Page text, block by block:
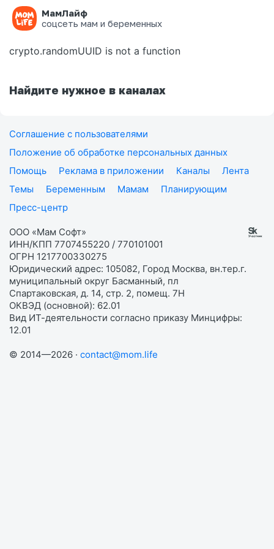
МамЛайф
соцсеть мам и беременных
Ошибка на странице
crypto.randomUUID is not a function
Найдите нужное в каналах
Соглашение с пользователями
Положение об обработке персональных данных
Помощь
Реклама в приложении Каналы
Лента
Темы
Беременным Мамам
Планирующим
Пресс-центр
ООО «Мам Софт»
ИНН/КПП 7707455220 / 770101001
ОГРН 1217700330275
Юридический адрес: 105082, Город Москва, вн.тер.г.
муниципальный округ Басманный, пл
Спартаковская, д. 14, стр. 2, помещ. 7Н
ОКВЭД (основной): 62.01
Вид ИТ-деятельности согласно приказу Минцифры:
12.01
© 2014—2026 · contact@mom.life